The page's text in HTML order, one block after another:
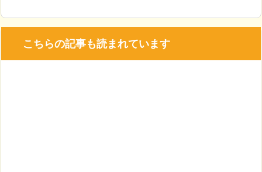
こちらの記事も読まれています